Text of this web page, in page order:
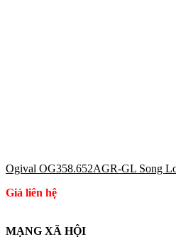
Ogival OG358.652AGR-GL Song
Giá liên hệ
MẠNG XÃ HỘI